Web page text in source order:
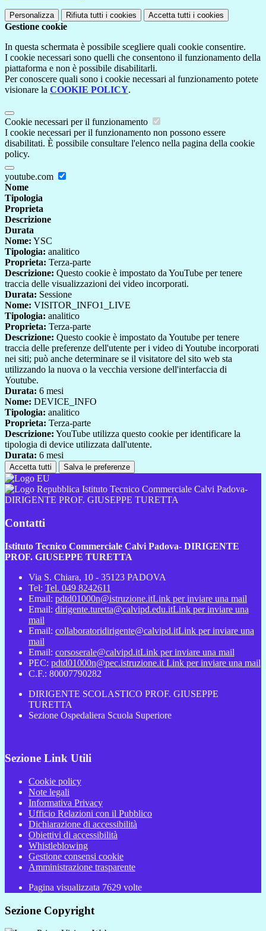
Personalizza Rifiuta tutti i cookies Accetta tutti i cookies
Gestione cookie
In questa schermata è possibile scegliere quali cookie consentire.
I cookie necessari sono quelli che consentono il funzionamento della
piattaforma e non è possibile disabilitarli.
Per conoscere quali sono i cookie necessari al funzionamento potete
visionare la COOKIE POLICY.
Cookie necessari per il funzionamento
I cookie necessari per il funzionamento non possono essere
disabilitati. È possibile consultare l'elenco nella pagina della cookie
policy.
youtube.com
Nome
Tipologia
Proprieta
Descrizione
Durata
Nome: YSC
Tipologia: analitico
Proprieta: Terza-parte
Descrizione: Questo cookie è impostato da YouTube per tenere
traccia delle visualizzazioni dei video incorporati.
Durata: Sessione
Nome: VISITOR_INFO1_LIVE
Tipologia: analitico
Proprieta: Terza-parte
Descrizione: Questo cookie è impostato da Youtube per tenere
traccia delle preferenze dell'utente per i video di Youtube incorporati
nei siti; può anche determinare se il visitatore del sito web sta
utilizzando la nuova o la vecchia versione dell'interfaccia di
Youtube.
Durata: 6 mesi
Nome: DEVICE_INFO
Tipologia: analitico
Proprieta: Terza-parte
Descrizione: YouTube utilizza questo cookie per identificare la
tipologia di device utilizzata dall'utente.
Durata: 6 mesi
Accetta tutti Salva le preferenze
Istituto Tecnico Commerciale Calvi Padova-
DIRIGENTE PROF. GIUSEPPE TURETTA
Contatti
Istituto Tecnico Commerciale Calvi Padova- DIRIGENTE
PROF. GIUSEPPE TURETTA
Via S. Chiara, 10 - 35123 PADOVA
Tel: Tel. 049 8242611
Email: pdtd01000n@istruzione.itLink per inviare una mail
Email: dirigente.turetta@calvipd.edu.itLink per inviare una
mail
Email: collaboratoridirigente@calvipd.itLink per inviare una
mail
Email: corsoserale@calvipd.itLink per inviare una mail
PEC: pdtd01000n@pec.istruzione.it Link per inviare una mail
C.F.: 80007790282
DIRIGENTE SCOLASTICO PROF. GIUSEPPE
TURETTA
Sezione Ospedaliera Scuola Superiore
Sezione Link Utili
Cookie policy
Note legali
Informativa Privacy
Ufficio Relazioni con il Pubblico
Dichiarazione di accessibilità
Obiettivi di accessibilità
Whistleblowing
Gestione consensi cookie
Amministrazione trasparente
Pagina visualizzata 7629 volte
Sezione Copyright